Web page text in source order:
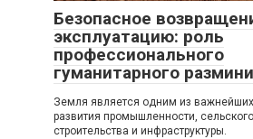
Безопасное
эксплуатацию: роль
профессионального
гуманитарного
Земля является одним из
развития промышленности,
строительства и инфраструктуры.